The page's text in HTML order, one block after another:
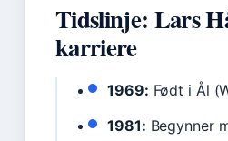
Tidslinje: Lars
karriere
1969: Født i Ål
1981: Begynner